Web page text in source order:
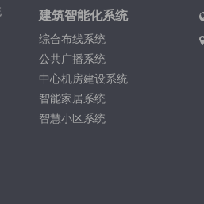
建筑智能化系统
综合布线系统
公共广播系统
中心机房建设系统
智能家居系统
智慧小区系统